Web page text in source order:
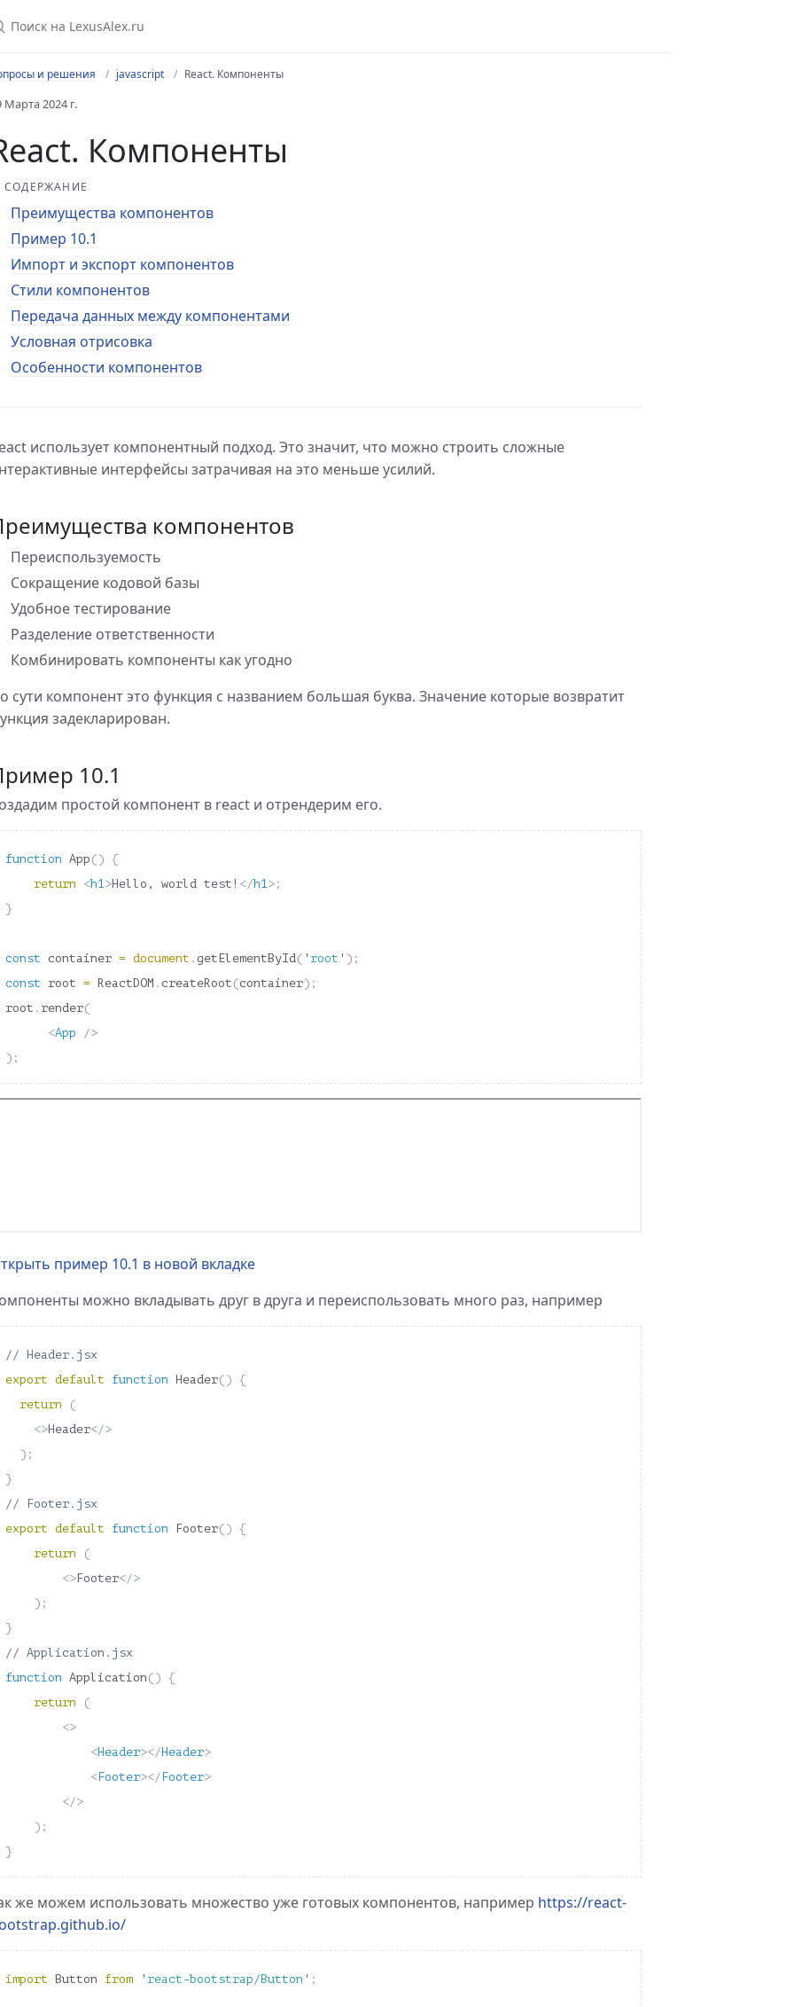
удаление
и решения javascript React. Компоненты
Марта 2024 г.
Компоненты
СОДЕРЖАНИЕ
Преимущества компонентов
Пример 10.1
Импорт и экспорт компонентов
Стили компонентов
Передача данных между компонентами
Условная отрисовка
Особенности компонентов
использует компонентный подход. Это значит, что можно строить сложные
интерфейсы затрачивая на это меньше усилий.
компонентов
Переиспользуемость
Сокращение кодовой базы
Удобное тестирование
Разделение ответственности
Комбинировать компоненты как угодно
сути компонент это функция с названием большая буква. Значение которые возвратит
задекларирован.
10.1
простой компонент в react и отрендерим его.
function App ()
{
return
<h1>Hello, world test! </h1>;
}
const container = document . getElementById( ' root ' );
const
root = ReactDOM . createRoot (container);
root . render(
<App
/>
);
пример 10.1 в новой вкладке
можно вкладывать друг в друга и переиспользовать много раз, например
// Header.jsx
export default function Header()
{
return
(
<>Header</>
);
}
// Footer.jsx
export default function Footer()
{
return
(
<> Footer</>
);
}
// Application.jsx
function Application ()
{
return
(
<>
<Header></ Header>
< Footer></ Footer>
</>
);
}
же можем использовать множество уже готовых компонентов, например https://react-
import Button from ' react-bootstrap/Button ' ;